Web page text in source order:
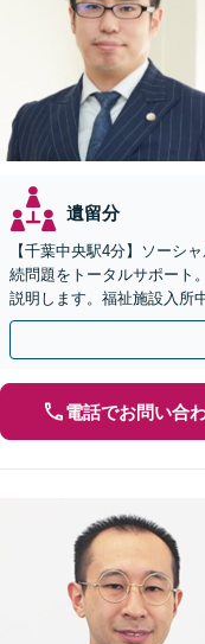
遺留分
【千葉中央駅4分】ソーシ
続問題をトータルサポート
説明します。福祉施設入所
なども柔軟に対応します【
電話でお問い合